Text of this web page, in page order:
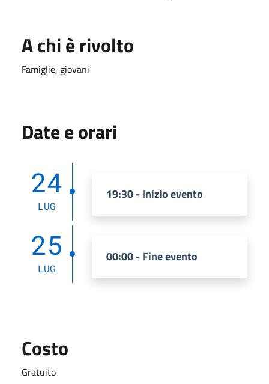
A chi è rivolto
Famiglie, giovani
Date e orari
24
LUG
19:30 - Inizio evento
25
LUG
00:00 - Fine evento
Costo
Gratuito